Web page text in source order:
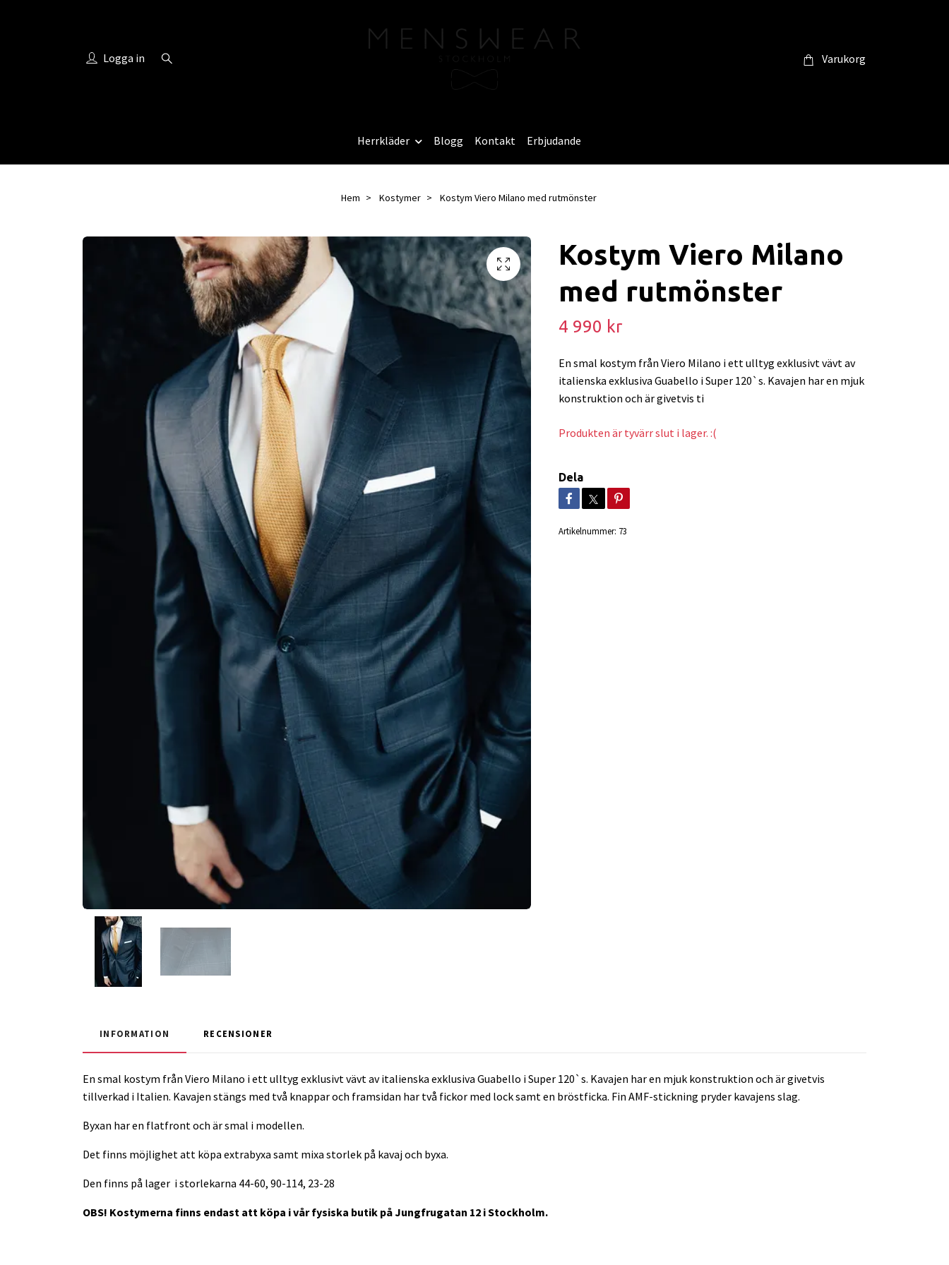
Logga in Varukorg
Herrkläder Blogg Kontakt Erbjudande
Hem Kostymer Kostym Viero Milano med rutmönster
Kostym Viero Milano
med rutmönster
4 990 kr
En smal kostym från Viero Milano i ett ulltyg exklusivt vävt av
italienska exklusiva Guabello i Super 120`s. Kavajen har en mjuk
konstruktion och är givetvis ti
Produkten är tyvärr slut i lager. :(
Dela
Artikelnummer: 73
INFORMATION RECENSIONER
En smal kostym från Viero Milano i ett ulltyg exklusivt vävt av italienska exklusiva Guabello i Super 120`s. Kavajen har en mjuk konstruktion och är givetvis
tillverkad i Italien. Kavajen stängs med två knappar och framsidan har två fickor med lock samt en bröstficka. Fin AMF-stickning pryder kavajens slag.
Byxan har en flatfront och är smal i modellen.
Det finns möjlighet att köpa extrabyxa samt mixa storlek på kavaj och byxa.
Den finns på lager i storlekarna 44-60, 90-114, 23-28
OBS! Kostymerna finns endast att köpa i vår fysiska butik på Jungfrugatan 12 i Stockholm.